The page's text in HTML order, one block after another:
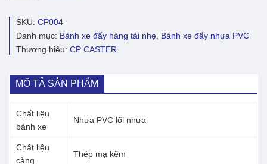
nhựa
đen
CP004
kép
số
SKU: CP004
Danh mục: Bánh xe đẩy hàng tải nhẹ, Bánh xe đẩy nhựa PVC
Thương hiệu: CP CASTER
MÔ TẢ SẢN PHẨM
Chất liệu
bánh xe
Nhựa PVC lõi nhựa
Chất liệu
càng
Thép mạ kẽm